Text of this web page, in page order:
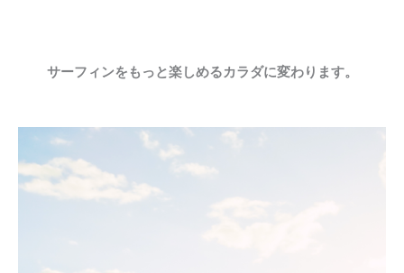
サーフィンをもっと楽しめるカラダに変わります。